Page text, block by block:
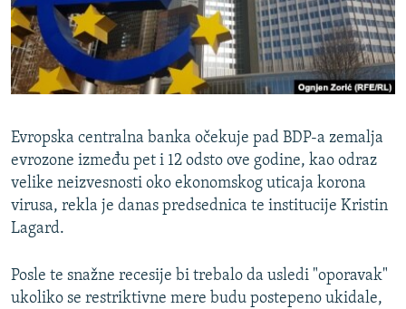
DNEVNO@RSE
SPECIJALI RSE
VIŠE OD NASLOVA
POPLAVE I KLIZIŠTA U BIH 2024.
TV LIBERTY
POST SCRIPTUM
TRI DECENIJE OD RATA U BIH
Sve RFE/RL stranice
Evropska centralna banka očekuje pad BDP-a zemalja
evrozone između pet i 12 odsto ove godine, kao odraz
velike neizvesnosti oko ekonomskog uticaja korona
virusa, rekla je danas predsednica te institucije Kristin
Lagard.
Posle te snažne recesije bi trebalo da usledi "oporavak"
ukoliko se restriktivne mere budu postepeno ukidale,